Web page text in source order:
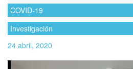
COVID-19
Investigación
24 abril, 2020